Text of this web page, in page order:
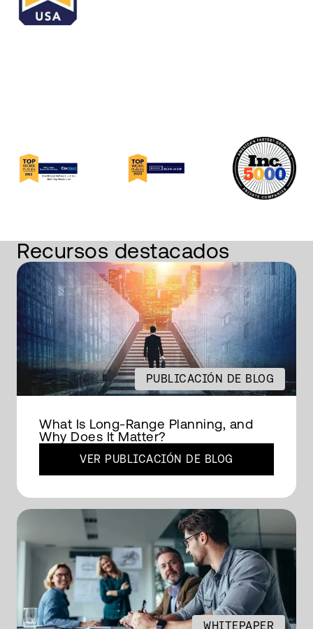
Recursos destacados
PUBLICACIÓN DE BLOG
What Is Long-Range Planning, and
Why Does It Matter?
VER PUBLICACIÓN DE BLOG
WHITEPAPER